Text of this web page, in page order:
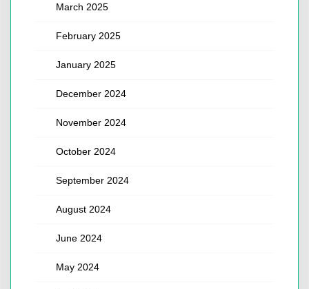
March 2025
February 2025
January 2025
December 2024
November 2024
October 2024
September 2024
August 2024
June 2024
May 2024